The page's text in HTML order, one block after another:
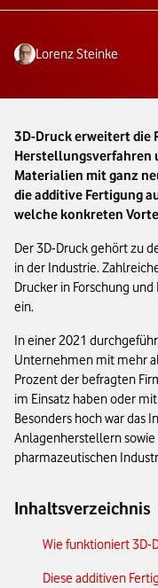
Lorenz Steinke
3D-Druck erweitert die
Herstellungsverfahren
Materialien mit ganz
die additive Fertigung
welche konkreten
Der 3D-Druck gehört zu
in der Industrie.
Drucker in Forschung
ein.
In einer 2021
Unternehmen mit mehr
Prozent der befragten
im Einsatz haben oder
Besonders hoch war das
Anlagenherstellern
pharmazeutischen
Inhaltsverzeichnis
Wie funktioniert 3D-
Diese additiven